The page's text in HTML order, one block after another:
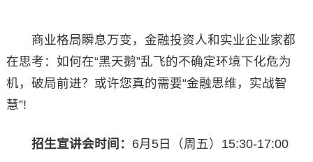
商业格局瞬息万变，金融投资人和实业企业家都
在思考：如何在“黑天鹅”乱飞的不确定环境下化危为
机，破局前进？或许您真的需要“金融思维，实战智
慧”!
招生宣讲会时间： 6月5日（周五）15:30-17:00